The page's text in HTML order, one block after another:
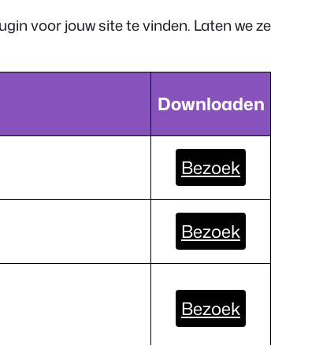
voor jouw site te vinden. Laten we ze
Downloaden
Bezoek
Bezoek
Bezoek